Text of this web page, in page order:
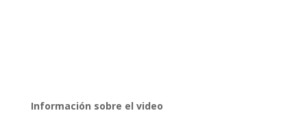
Información sobre el video